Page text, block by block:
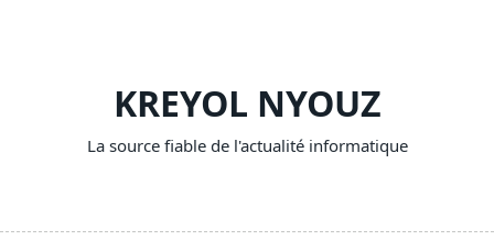
KREYOL NYOUZ
La source fiable de l'actualité informatique